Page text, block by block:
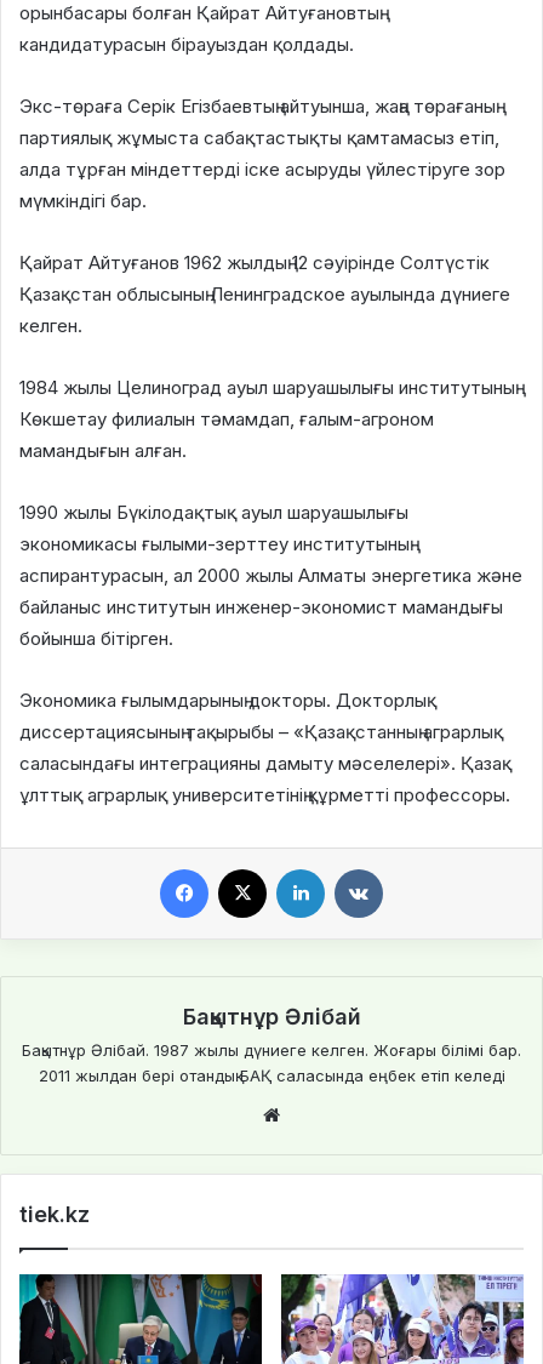
орынбасары болған Қайрат Айтуғановтың
кандидатурасын бірауыздан қолдады.
Экс-төраға Серік Егізбаевтың айтуынша, жаңа төрағаның
партиялық жұмыста сабақтастықты қамтамасыз етіп,
алда тұрған міндеттерді іске асыруды үйлестіруге зор
мүмкіндігі бар.
Қайрат Айтуғанов 1962 жылдың 12 сәуірінде Солтүстік
Қазақстан облысының Ленинградское ауылында дүниеге
келген.
1984 жылы Целиноград ауыл шаруашылығы институтының
Көкшетау филиалын тәмамдап, ғалым-агроном
мамандығын алған.
1990 жылы Бүкілодақтық ауыл шаруашылығы
экономикасы ғылыми-зерттеу институтының
аспирантурасын, ал 2000 жылы Алматы энергетика және
байланыс институтын инженер-экономист мамандығы
бойынша бітірген.
Экономика ғылымдарының докторы. Докторлық
диссертациясының тақырыбы – «Қазақстанның аграрлық
саласындағы интеграцияны дамыту мәселелері». Қазақ
ұлттық аграрлық университетінің құрметті профессоры.
Бақытнұр Әлібай
Бақытнұр Әлібай. 1987 жылы дүниеге келген. Жоғары білімі бар.
2011 жылдан бері отандық БАҚ саласында еңбек етіп келеді
te
tiek.kz